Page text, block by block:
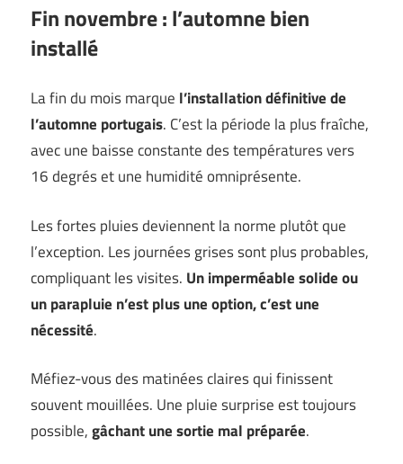
Fin novembre : l’automne bien
installé
La fin du mois marque l’installation définitive de
l’automne portugais. C’est la période la plus fraîche,
avec une baisse constante des températures vers
16 degrés et une humidité omniprésente.
Les fortes pluies deviennent la norme plutôt que
l’exception. Les journées grises sont plus probables,
compliquant les visites. Un imperméable solide ou
un parapluie n’est plus une option, c’est une
nécessité.
Méfiez-vous des matinées claires qui finissent
souvent mouillées. Une pluie surprise est toujours
possible,gâchant une sortie mal préparée.